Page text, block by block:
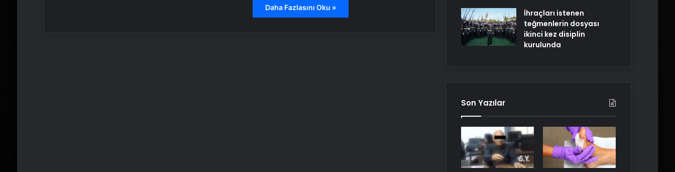
Daha Fazlasını Oku »
İhraçları istenen
teğmenlerin dosyası
ikinci kez disiplin
kurulunda
Son Yazılar